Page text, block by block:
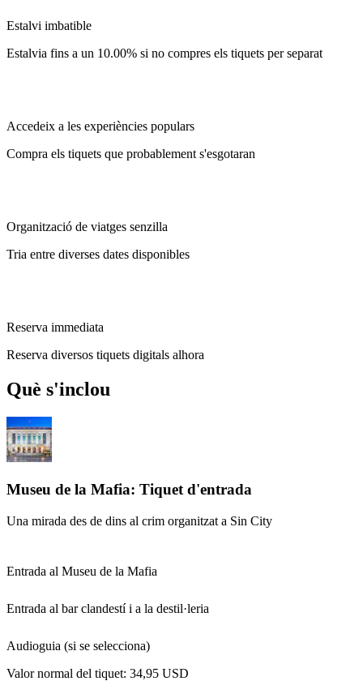
Estalvi imbatible
Estalvia fins a un 10.00% si no compres els tiquets per separat
Accedeix a les experiències populars
Compra els tiquets que probablement s'esgotaran
Organització de viatges senzilla
Tria entre diverses dates disponibles
Reserva immediata
Reserva diversos tiquets digitals alhora
Què s'inclou
Museu de la Mafia: Tiquet d'entrada
Una mirada des de dins al crim organitzat a Sin City
Entrada al Museu de la Mafia
Entrada al bar clandestí i a la destil·leria
Audioguia (si se selecciona)
Valor normal del tiquet: 34,95 USD